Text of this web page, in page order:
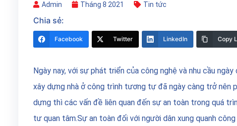
Admin Tháng 8 2021 Tin tức
Chia sẻ:
Facebook Twitter LinkedIn Copy
Ngày nay, với sự phát triển của công nghệ và nhu cầu
xây dựng nhà ở công trình tương tự đã ngày càng trở nên
dựng thì các vấn đề liên quan đến sự an toàn trong quá
tư quan tâm.Sự an toàn đối với người dân xung quanh